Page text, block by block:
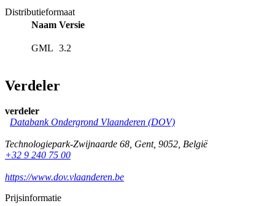
Distributieformaat
Naam Versie
GML 3.2
Verdeler
verdeler
Databank Ondergrond Vlaanderen (DOV)
Technologiepark-Zwijnaarde 68, Gent, 9052, België
+32 9 240 75 00
https://www.dov.vlaanderen.be
Prijsinformatie